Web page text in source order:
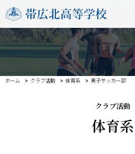
ホーム クラブ活動 体育系 男子サッカー部
クラブ活動
体育系